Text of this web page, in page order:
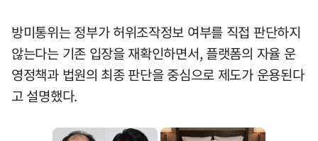
방미통위는 정부가 허위조작정보 여부를 직접 판단하지
않는다는 기존 입장을 재확인하면서, 플랫폼의 자율 운
영정책과 법원의 최종 판단을 중심으로 제도가 운용된다
고 설명했다.